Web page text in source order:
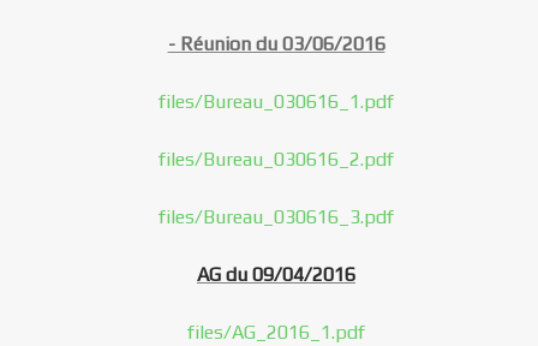
- Réunion du 03/06/2016
files/Bureau_030616_1.pdf
files/Bureau_030616_2.pdf
files/Bureau_030616_3.pdf
AG du 09/04/2016
files/AG_2016_1.pdf